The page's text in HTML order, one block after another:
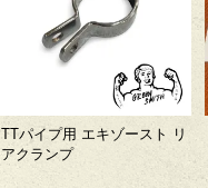
TTパイプ用 エキゾースト リ
アクランプ